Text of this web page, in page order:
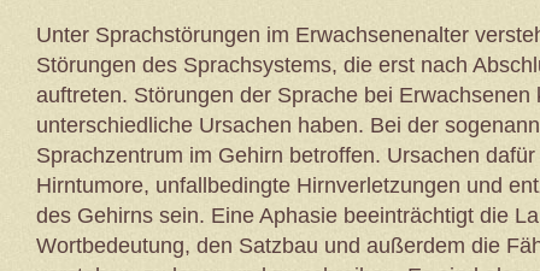
Unter Sprachstörungen im Erwachsenenalter
Störungen des Sprachsystems, die erst nach
auftreten. Störungen der Sprache bei Erwachsenen
unterschiedliche Ursachen haben. Bei der
Sprachzentrum im Gehirn betroffen. Ursachen
Hirntumore, unfallbedingte Hirnverletzungen und
des Gehirns sein. Eine Aphasie beeinträchtigt die
Wortbedeutung, den Satzbau und außerdem die